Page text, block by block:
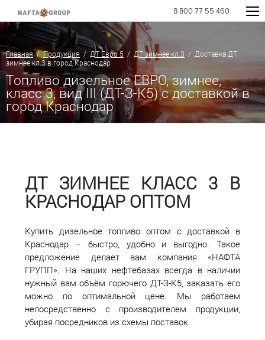
8 800 77 55 460
Главная/Продукция/ДТ Евро 5 / ДТ зимнее кл.3 / Доставка ДТ
зимнее кл.3 в город Краснодар
Топливо дизельное ЕВРО, зимнее,
класс 3, вид III (ДТ-З-К5) с доставкой в
город Краснодар
ДТ ЗИМНЕЕ КЛАСС 3 В
КРАСНОДАР ОПТОМ
Купить дизельное топливо оптом с доставкой в
Краснодар − быстро, удобно и выгодно. Такое
предложение делает вам компания «НАФТА
ГРУПП». На наших нефтебазах всегда в наличии
нужный вам объём горючего ДТ-З-К5, заказать его
можно по оптимальной цене. Мы работаем
непосредственно с производителем продукции,
убирая посредников из схемы поставок.